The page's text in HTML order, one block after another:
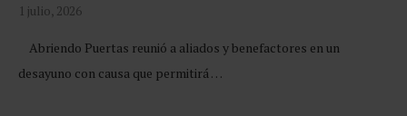
1 julio, 2026
Abriendo Puertas reunió a aliados y benefactores en un
desayuno con causa que permitirá …